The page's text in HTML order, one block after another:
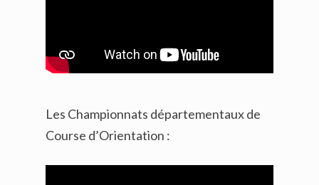
Les Championnats départementaux de
Course d’Orientation :